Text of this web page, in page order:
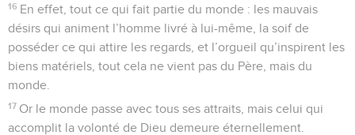
16 En effet, tout ce qui fait partie du monde : les mauvais
désirs qui animent l’homme livré à lui-même, la soif de
posséder ce qui attire les regards, et l’orgueil qu’inspirent les
biens matériels, tout cela ne vient pas du Père, mais du
monde.
17 Or le monde passe avec tous ses attraits, mais celui qui
accomplit la volonté de Dieu demeure éternellement.